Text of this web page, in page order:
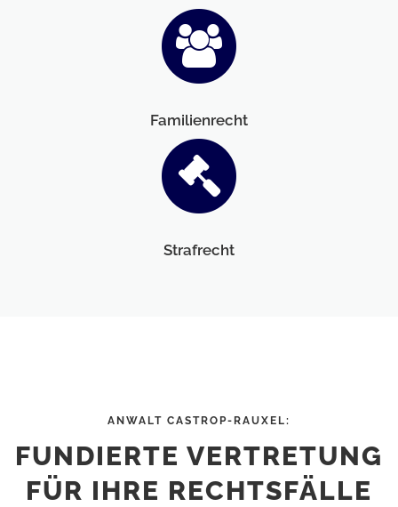
Familienrecht
Strafrecht
ANWALT CASTROP-RAUXEL:
FUNDIERTE VERTRETUNG
FÜR IHRE RECHTSFÄLLE